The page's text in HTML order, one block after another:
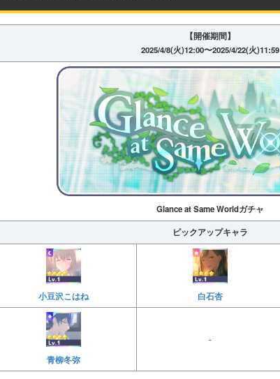
【開催期間】
2025/4/8(火)12:00〜2025/4/22(火)11:59
Glance at Same Worldガチャ
ピックアップキャラ
小豆沢こはね 白石杏
青柳冬弥
-